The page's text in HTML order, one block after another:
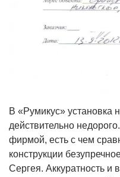
В «Румикус» установка
действительно
фирмой, есть с чем
конструкции
Сергея. Аккуратность и